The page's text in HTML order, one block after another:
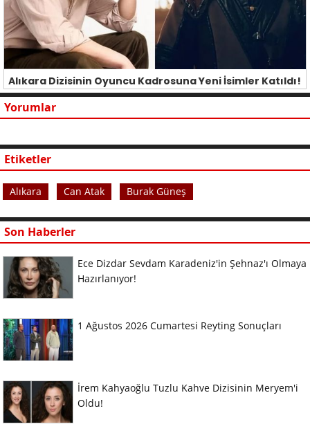
Alıkara Dizisinin Oyuncu Kadrosuna Yeni İsimler Katıldı!
Yorumlar
Etiketler
Alıkara Can Atak Burak Güneş
Son Haberler
Ece Dizdar Sevdam Karadeniz'in Şehnaz'ı Olmaya
Hazırlanıyor!
1 Ağustos 2026 Cumartesi Reyting Sonuçları
İrem Kahyaoğlu Tuzlu Kahve Dizisinin Meryem'i
Oldu!